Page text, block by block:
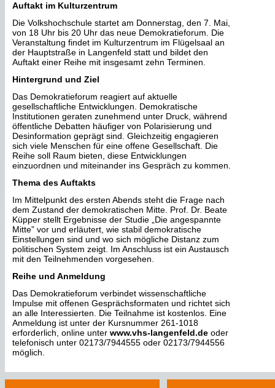
Auftakt im Kulturzentrum
Die Volkshochschule startet am Donnerstag, den 7. Mai,
von 18 Uhr bis 20 Uhr das neue Demokratieforum. Die
Veranstaltung findet im Kulturzentrum im Flügelsaal an
der Hauptstraße in Langenfeld statt und bildet den
Auftakt einer Reihe mit insgesamt zehn Terminen.
Hintergrund und Ziel
Das Demokratieforum reagiert auf aktuelle
gesellschaftliche Entwicklungen. Demokratische
Institutionen geraten zunehmend unter Druck, während
öffentliche Debatten häufiger von Polarisierung und
Desinformation geprägt sind. Gleichzeitig engagieren
sich viele Menschen für eine offene Gesellschaft. Die
Reihe soll Raum bieten, diese Entwicklungen
einzuordnen und miteinander ins Gespräch zu kommen.
Thema des Auftakts
Im Mittelpunkt des ersten Abends steht die Frage nach
dem Zustand der demokratischen Mitte. Prof. Dr. Beate
Küpper stellt Ergebnisse der Studie „Die angespannte
Mitte” vor und erläutert, wie stabil demokratische
Einstellungen sind und wo sich mögliche Distanz zum
politischen System zeigt. Im Anschluss ist ein Austausch
mit den Teilnehmenden vorgesehen.
Reihe und Anmeldung
Das Demokratieforum verbindet wissenschaftliche
Impulse mit offenen Gesprächsformaten und richtet sich
an alle Interessierten. Die Teilnahme ist kostenlos. Eine
Anmeldung ist unter der Kursnummer 261-1018
erforderlich, online unter www.vhs-langenfeld.de oder
telefonisch unter 02173/7944555 oder 02173/7944556
möglich.